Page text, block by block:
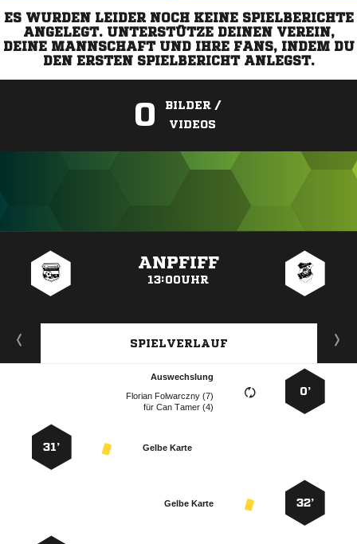
ES WURDEN LEIDER NOCH KEINE SPIELBERICHTE
ANGELEGT. UNTERSTÜTZE DEINEN VEREIN,
DEINE MANNSCHAFT UND IHRE FANS, INDEM DU
DEN ERSTEN SPIELBERICHT ANLEGST.
0
BILDER /
VIDEOS
ANPFIFF
13:00UHR
SPIELVERLAUF
0’
Auswechslung
  
für  
Gelbe Karte
31’
32’
Gelbe Karte